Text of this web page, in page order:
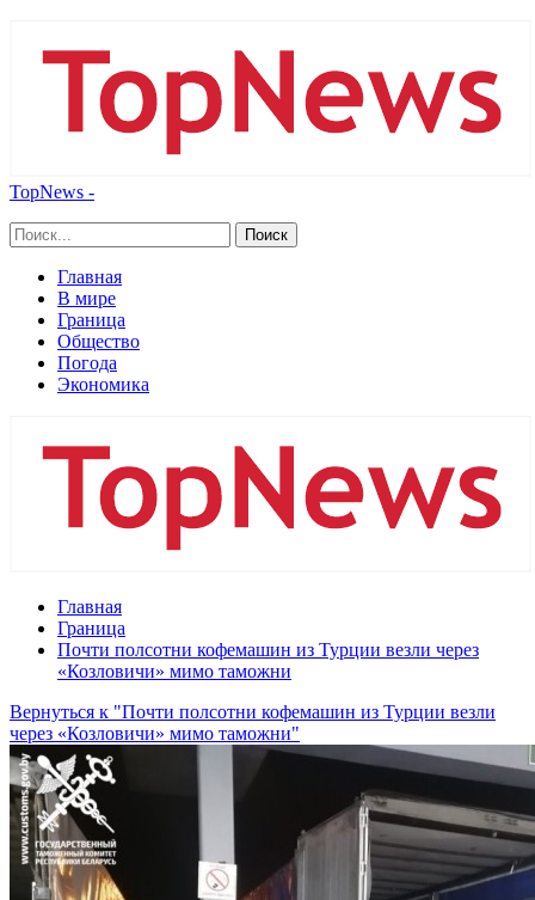
TopNews -
Главная
В мире
Граница
Общество
Погода
Экономика
Главная
Граница
Почти полсотни кофемашин из Турции везли через
«Козловичи» мимо таможни
Вернуться к "Почти полсотни кофемашин из Турции везли
через «Козловичи» мимо таможни"